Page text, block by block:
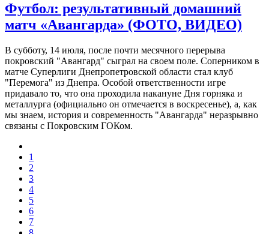
Футбол: результативный домашний
матч «Авангарда» (ФОТО, ВИДЕО)
В субботу, 14 июля, после почти месячного перерыва
покровский "Авангард" сыграл на своем поле. Соперником в
матче Суперлиги Днепропетровской области стал клуб
"Перемога" из Днепра. Особой ответственности игре
придавало то, что она проходила накануне Дня горняка и
металлурга (официально он отмечается в воскресенье), а, как
мы знаем, история и современность "Авангарда" неразрывно
связаны с Покровским ГОКом.
1
2
3
4
5
6
7